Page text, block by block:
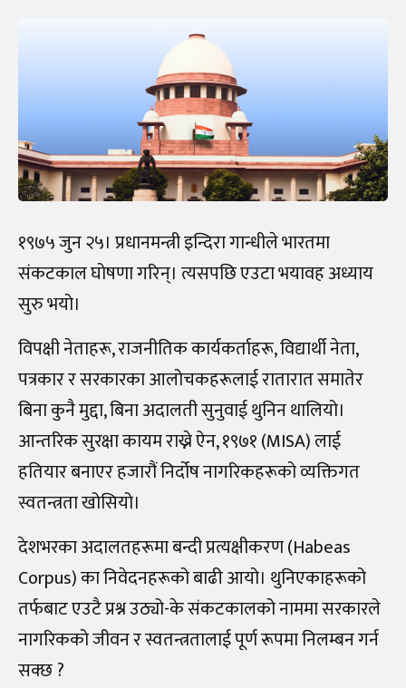
१९७५ जुन २५। प्रधानमन्त्री इन्दिरा गान्धीले भारतमा
संकटकाल घोषणा गरिन्। त्यसपछि एउटा भयावह अध्याय
सुरु भयो।
विपक्षी नेताहरू, राजनीतिक कार्यकर्ताहरू, विद्यार्थी नेता,
पत्रकार र सरकारका आलोचकहरूलाई रातारात समातेर
बिना कुनै मुद्दा, बिना अदालती सुनुवाई थुनिन थालियो।
आन्तरिक सुरक्षा कायम राख्ने ऐन, १९७१ (MISA) लाई
हतियार बनाएर हजारौं निर्दोष नागरिकहरूको व्यक्तिगत
स्वतन्त्रता खोसियो।
देशभरका अदालतहरूमा बन्दी प्रत्यक्षीकरण (Habeas
Corpus) का निवेदनहरूको बाढी आयो। थुनिएकाहरूको
तर्फबाट एउटै प्रश्न उठ्यो-के संकटकालको नाममा सरकारले
नागरिकको जीवन र स्वतन्त्रतालाई पूर्ण रूपमा निलम्बन गर्न
सक्छ ?